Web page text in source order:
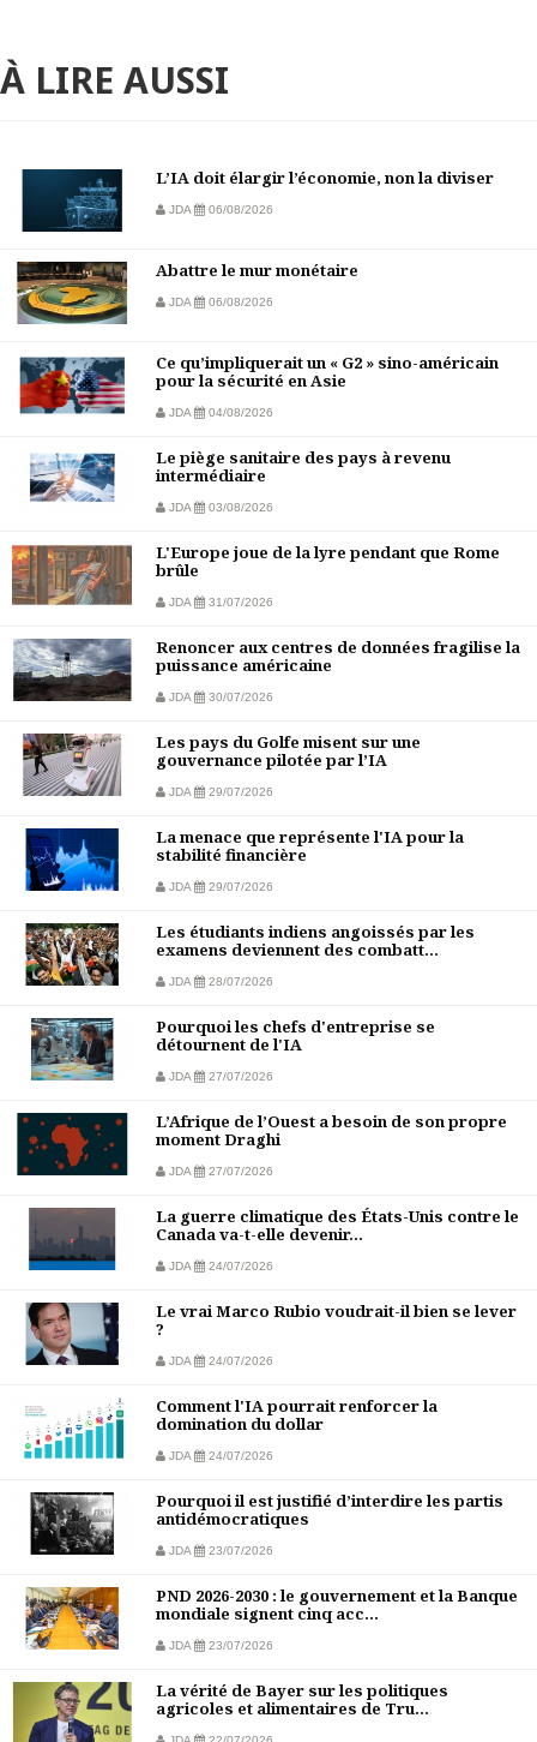
À LIRE AUSSI
L’IA doit élargir l’économie, non la diviser
JDA 06/08/2026
Abattre le mur monétaire
JDA 06/08/2026
Ce qu’impliquerait un « G2 » sino-américain
pour la sécurité en Asie
JDA 04/08/2026
Le piège sanitaire des pays à revenu
intermédiaire
JDA 03/08/2026
L'Europe joue de la lyre pendant que Rome
brûle
JDA 31/07/2026
Renoncer aux centres de données fragilise la
puissance américaine
JDA 30/07/2026
Les pays du Golfe misent sur une
gouvernance pilotée par l’IA
JDA 29/07/2026
La menace que représente l'IA pour la
stabilité financière
JDA 29/07/2026
Les étudiants indiens angoissés par les
examens deviennent des combatt...
JDA 28/07/2026
Pourquoi les chefs d'entreprise se
détournent de l'IA
JDA 27/07/2026
L’Afrique de l’Ouest a besoin de son propre
moment Draghi
JDA 27/07/2026
La guerre climatique des États-Unis contre le
Canada va-t-elle devenir...
JDA 24/07/2026
Le vrai Marco Rubio voudrait-il bien se lever
?
JDA 24/07/2026
Comment l'IA pourrait renforcer la
domination du dollar
JDA 24/07/2026
Pourquoi il est justifié d’interdire les partis
antidémocratiques
JDA 23/07/2026
PND 2026-2030 : le gouvernement et la Banque
mondiale signent cinq acc...
JDA 23/07/2026
La vérité de Bayer sur les politiques
agricoles et alimentaires de Tru...